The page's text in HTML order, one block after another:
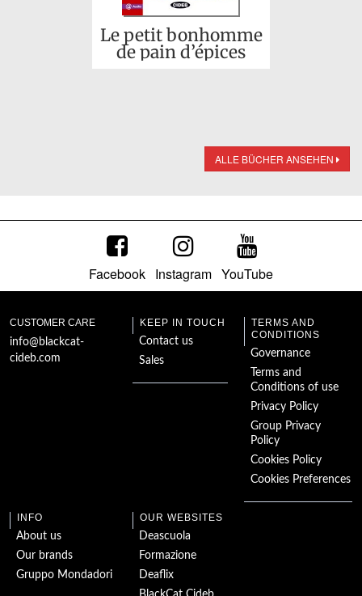
Le petit bonhomme
de pain d’épices
ALLE BÜCHER ANSEHEN
Facebook Instagram YouTube